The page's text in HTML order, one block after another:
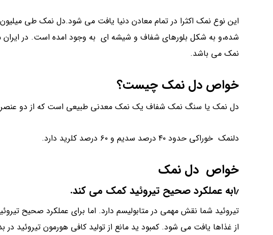
این نوع نمک اکثرا در تمام معادن دنیا یافت می شود.دل نمک طی
شده،و به شکل بلورهای شفاف و شیشه ای به وجود امده است. در
نمک می باشد.
خواص دل نمک چیست؟
دل نمک یا سنگ نمک شفاف یک نمک معدنی طبیعی است که از دو
دلنمک خوراکی حدود ۴۰ درصد سدیم و ۶۰ درصد کلرید دارد.
خواص دل نمک
۱٫به عملکرد صحیح تیروئید کمک می کند.
تیروئید شما نقش مهمی در متابولیسم دارد. اما برای عملکرد صحیح
از غذاها یافت می شود. کمبود ید مانع از تولید کافی هورمون